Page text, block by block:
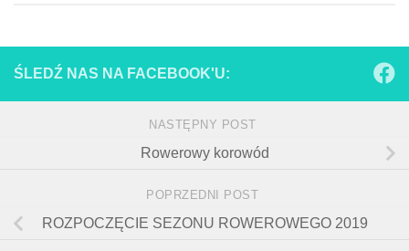
ŚLEDŹ NAS NA FACEBOOK'U:
NASTĘPNY POST
Rowerowy korowód
POPRZEDNI POST
ROZPOCZĘCIE SEZONU ROWEROWEGO 2019